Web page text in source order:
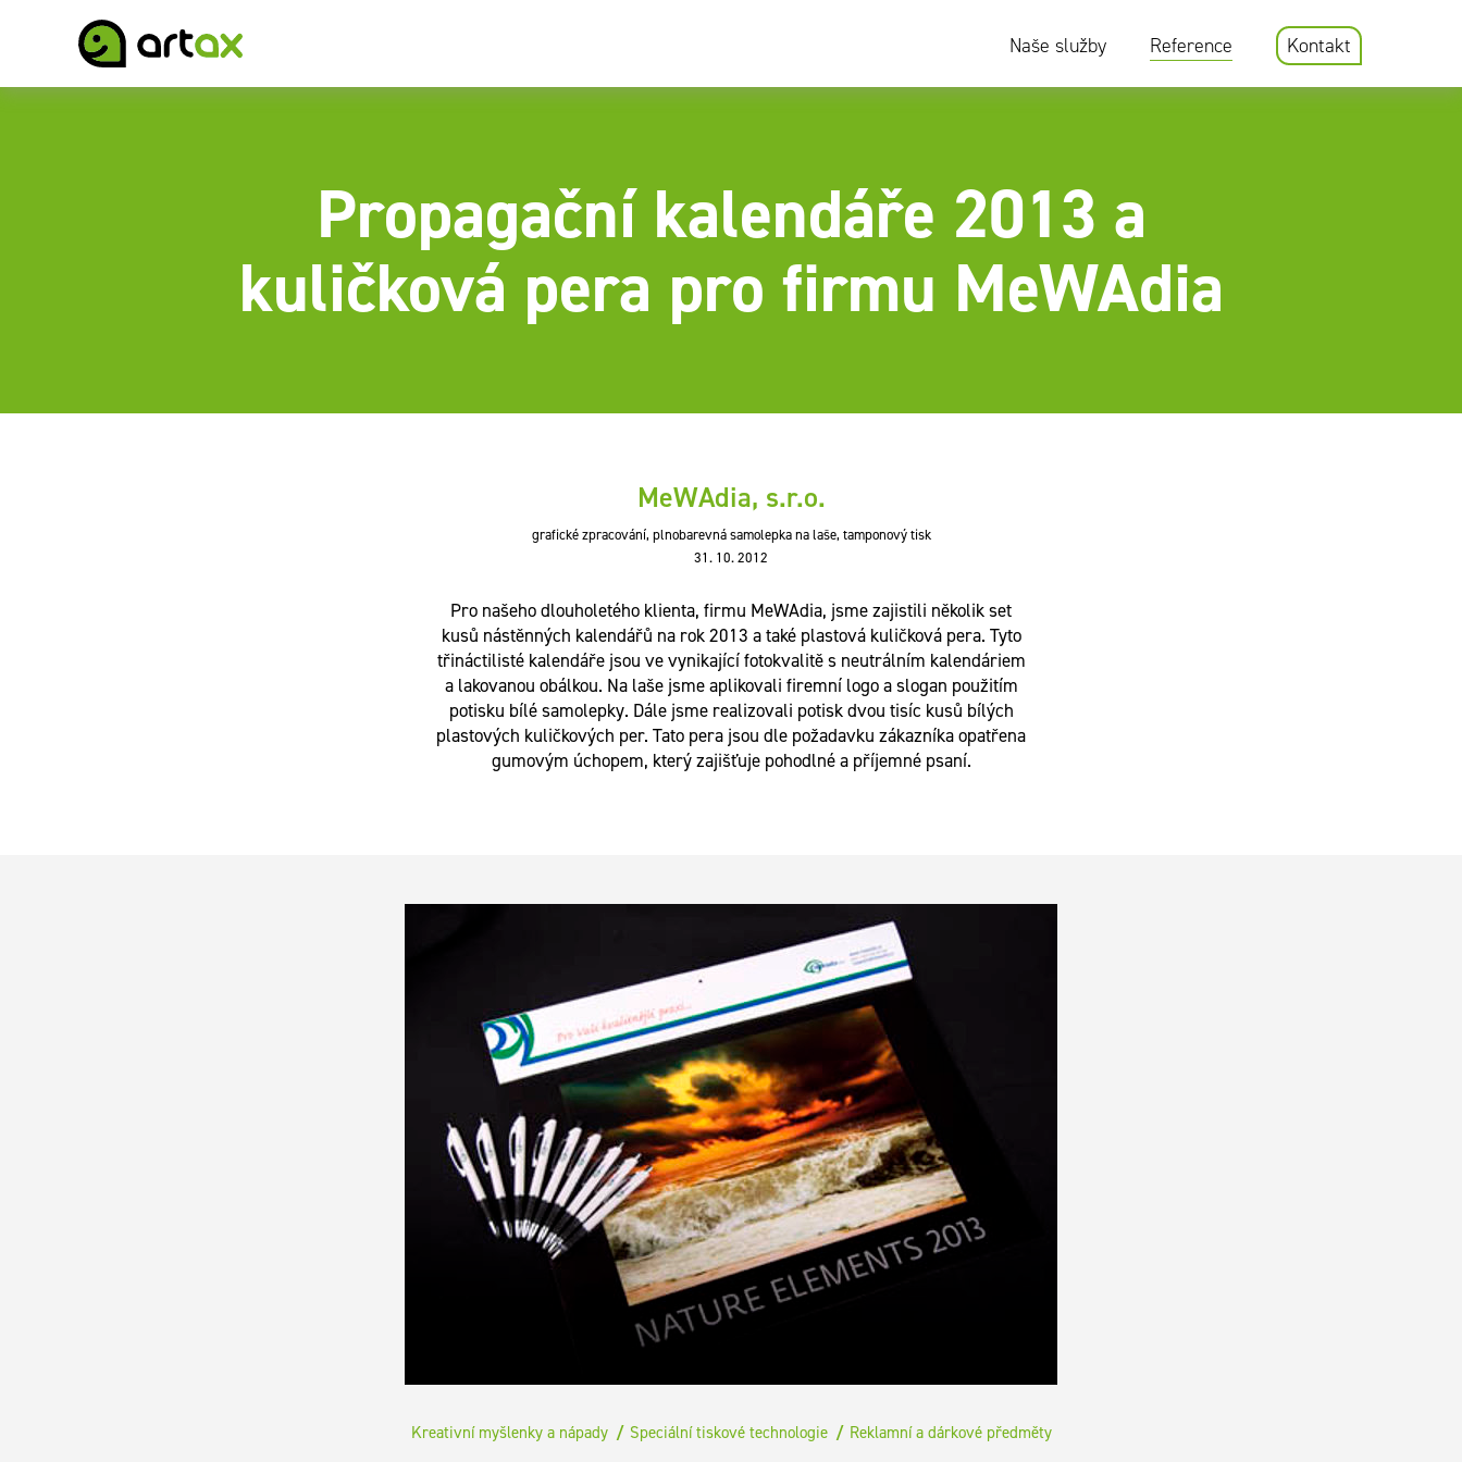
Naše služby Reference Kontakt
Propagační kalendáře 2013 a
kuličková pera pro firmu MeWAdia
MeWAdia, s.r.o.
grafické zpracování, plnobarevná samolepka na laše, tamponový tisk
31. 10. 2012
Pro našeho dlouholetého klienta, firmu MeWAdia, jsme zajistili několik set
kusů nástěnných kalendářů na rok 2013 a také plastová kuličková pera. Tyto
třináctilisté kalendáře jsou ve vynikající fotokvalitě s neutrálním kalendáriem
a lakovanou obálkou. Na laše jsme aplikovali firemní logo a slogan použitím
potisku bílé samolepky. Dále jsme realizovali potisk dvou tisíc kusů bílých
plastových kuličkových per. Tato pera jsou dle požadavku zákazníka opatřena
gumovým úchopem, který zajišťuje pohodlné a příjemné psaní.
Kreativní myšlenky a nápady Speciální tiskové technologie Reklamní a dárkové předměty